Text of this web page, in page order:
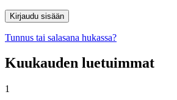
Tunnus tai salasana hukassa?
Kuukauden luetuimmat
1